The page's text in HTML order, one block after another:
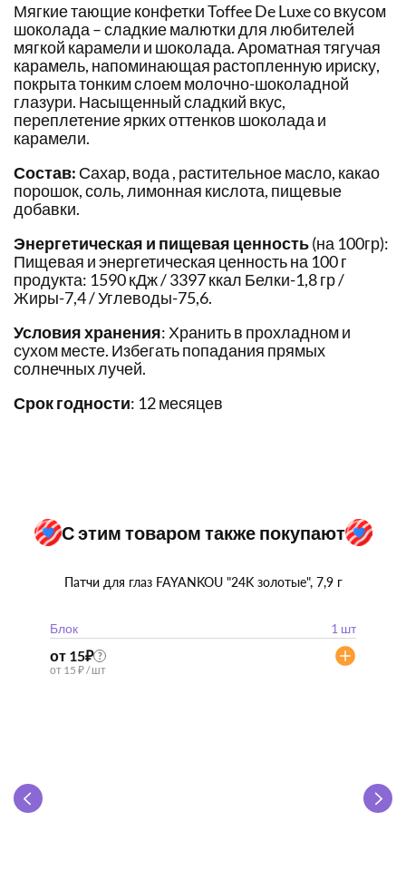
Мягкие тающие конфетки Toffee De Luxe со вкусом
шоколада – сладкие малютки для любителей
мягкой карамели и шоколада. Ароматная тягучая
карамель, напоминающая растопленную ириску,
покрыта тонким слоем молочно-шоколадной
глазури. Насыщенный сладкий вкус,
переплетение ярких оттенков шоколада и
карамели.
Состав: Сахар, вода , растительное масло, какао
порошок, соль, лимонная кислота, пищевые
добавки.
Энергетическая и пищевая ценность(на 100гр):
Пищевая и энергетическая ценность на 100 г
продукта: 1590 кДж / 3397 ккал Белки-1,8 гр /
Жиры-7,4 / Углеводы-75,6.
Условия хранения: Хранить в прохладном и
сухом месте. Избегать попадания прямых
солнечных лучей.
Срок годности: 12 месяцев
С этим товаром также покупают
Патчи для глаз FAYANKOU "24K золотые", 7,9 г
Блок 1 шт
от 15₽ ?
от 15 ₽ / шт